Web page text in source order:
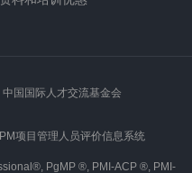
中国国际人才交流基金会
项目管理人员评价信息系统
PgMP ®, PMI-ACP ®, PMI-